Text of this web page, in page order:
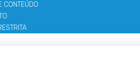
CONTEÚDO